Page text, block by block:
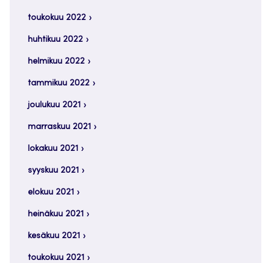
toukokuu 2022
huhtikuu 2022
helmikuu 2022
tammikuu 2022
joulukuu 2021
marraskuu 2021
lokakuu 2021
syyskuu 2021
elokuu 2021
heinäkuu 2021
kesäkuu 2021
toukokuu 2021